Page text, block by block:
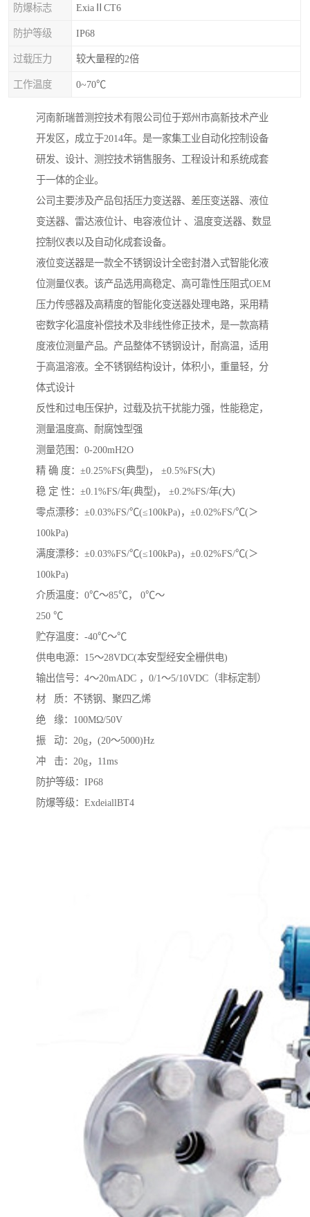
防爆标志 ExiaⅡCT6
防护等级 IP68
过载压力 较大量程的2倍
工作温度 0~70℃
河南新瑞普测控技术有限公司位于郑州市高新技术产业
开发区，成立于2014年。是一家集工业自动化控制设备
研发、设计、测控技术销售服务、工程设计和系统成套
于一体的企业。
公司主要涉及产品包括压力变送器、差压变送器、液位
变送器、雷达液位计、电容液位计 、温度变送器、数显
控制仪表以及自动化成套设备。
液位变送器是一款全不锈钢设计全密封潜入式智能化液
位测量仪表。该产品选用高稳定、高可靠性压阻式OEM
压力传感器及高精度的智能化变送器处理电路，采用精
密数字化温度补偿技术及非线性修正技术，是一款高精
度液位测量产品。产品整体不锈钢设计，耐高温，适用
于高温溶液。全不锈钢结构设计，体积小，重量轻，分
体式设计
反性和过电压保护，过载及抗干扰能力强，性能稳定，
测量温度高、耐腐蚀型强
测量范围：0-200mH2O
精 确 度：±0.25%FS(典型)， ±0.5%FS(大)
稳 定 性：±0.1%FS/年(典型)， ±0.2%FS/年(大)
零点漂移：±0.03%FS/℃(≤100kPa)，±0.02%FS/℃(＞
100kPa)
满度漂移：±0.03%FS/℃(≤100kPa)，±0.02%FS/℃(＞
100kPa)
介质温度：0℃～85℃， 0℃～
250 ℃
贮存温度：-40℃～℃
供电电源：15～28VDC(本安型经安全栅供电)
输出信号：4～20mADC ，0/1～5/10VDC（非标定制）
材 质：不锈钢、聚四乙烯
绝 缘：100MΩ/50V
振 动：20g，(20～5000)Hz
冲 击：20g，11ms
防护等级：IP68
防爆等级：ExdeiallBT4